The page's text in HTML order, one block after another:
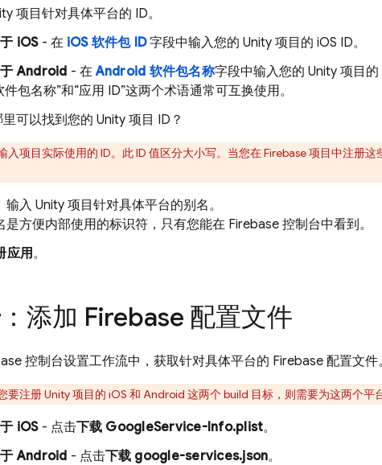
项目针对具体平台的 ID。
iOS- 在 iOS 软件包 ID字段中输入您的 Unity 项目的 iOS ID。
Android - 在Android 软件包名称字段中输入您的 Unity 项目的
件包名称”和“应用 ID”这两个术语通常可互换使用。
可以找到您的 Unity 项目 ID？
入项目实际使用的 ID。此 ID 值区分大小写。当您在 Firebase 项目中注册这
输入 Unity 项目针对具体平台的别名。
是方便内部使用的标识符，只有您能在 Firebase 控制台中看到。
应用。
：添加 Firebase 配置文件
控制台设置工作流中，获取针对具体平台的 Firebase 配置文件。
要注册 Unity 项目的 iOS 和 Android 这两个 build 目标，则需要为这两个平
iOS- 点击下载 GoogleService-Info.plist。
Android - 点击下载 google-services.json。